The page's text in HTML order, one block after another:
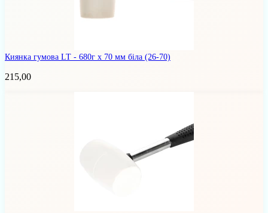
Киянка гумова LT - 680г x 70 мм біла (26-70)
215,00